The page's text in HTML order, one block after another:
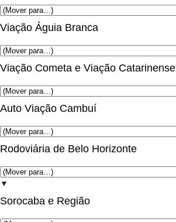
Viação Águia Branca
Viação Cometa e Viação Catarinense
Auto Viação Cambuí
Rodoviária de Belo Horizonte
▼
Sorocaba e Região